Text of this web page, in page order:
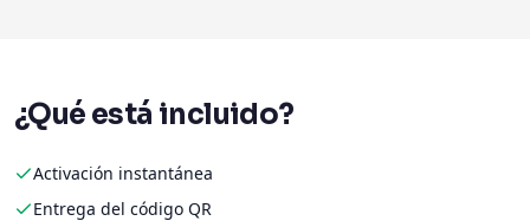
¿Qué está incluido?
Activación instantánea
Entrega del código QR